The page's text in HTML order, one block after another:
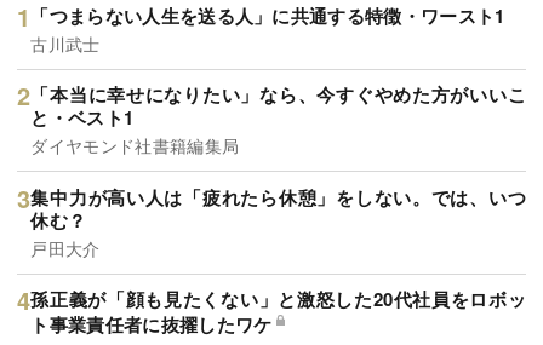
「つまらない人生を送る人」に共通する特徴・ワースト1
古川武士
「本当に幸せになりたい」なら、今すぐやめた方がいいこ
と・ベスト1
ダイヤモンド社書籍編集局
集中力が高い人は「疲れたら休憩」をしない。では、いつ
休む？
戸田大介
孫正義が「顔も見たくない」と激怒した20代社員をロボッ
ト事業責任者に抜擢したワケ